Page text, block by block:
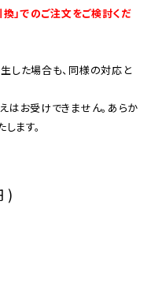
換」でのご注文をご検討くだ
した場合も、同様の対応と
お受けできません。あらか
ます。
)